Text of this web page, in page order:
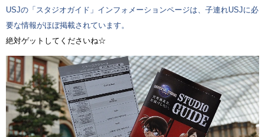
USJの「スタジオガイド」インフォメーションページは、子連れUSJに必
要な情報がほぼ掲載されています。
絶対ゲットしてくださいね☆